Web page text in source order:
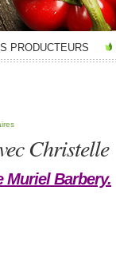
PRODUCTEURS
Christelle
Muriel Barbery.